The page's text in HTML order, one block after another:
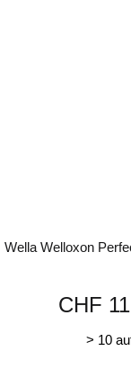
CHF
> 10